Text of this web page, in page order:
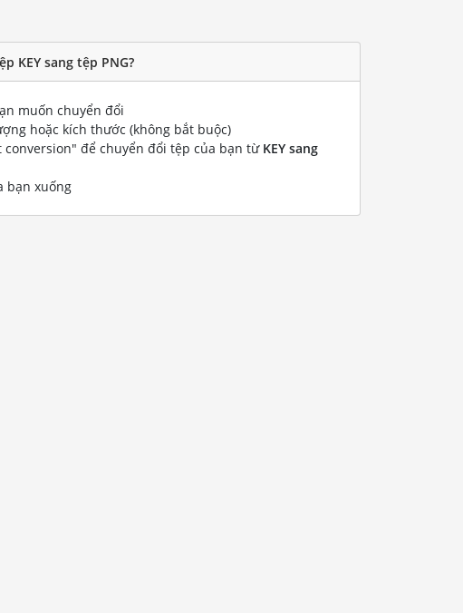
KEY sang tệp PNG?
muốn chuyển đổi
hoặc kích thước (không bắt buộc)
conversion" để chuyển đổi tệp của bạn từ KEY sang
bạn xuống